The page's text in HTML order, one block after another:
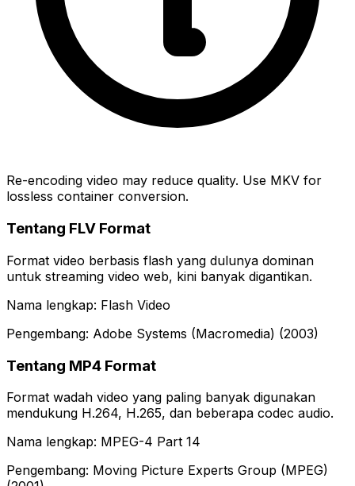
Re-encoding video may reduce quality. Use MKV for
lossless container conversion.
Tentang FLV Format
Format video berbasis flash yang dulunya dominan
untuk streaming video web, kini banyak digantikan.
Nama lengkap: Flash Video
Pengembang: Adobe Systems (Macromedia) (2003)
Tentang MP4 Format
Format wadah video yang paling banyak digunakan
mendukung H.264, H.265, dan beberapa codec audio.
Nama lengkap: MPEG-4 Part 14
Pengembang: Moving Picture Experts Group (MPEG)